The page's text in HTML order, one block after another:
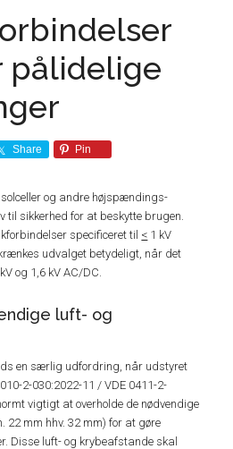
pålidelige
Share Pin
og andre højspændings-
til sikkerhed for at beskytte brugen.
specificeret til < 1 kV
udvalget betydeligt, når det
og 1,6 kV AC/DC.
luft- og
en særlig udfordring, når udstyret
2-030:2022-11 / VDE 0411-2-
vigtigt at overholde de nødvendige
22 mm hhv. 32 mm) for at gøre
Disse luft- og krybeafstande skal